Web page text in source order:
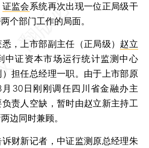
证监会系统再次出现一位正局级干
个部门工作的局面。
上市部副主任（正局级） 赵立
中证资本市场运行统计监测中心
）担任总经理一职。由于上市部原
30日刚刚调任四川省金融办主
责人空缺，暂时由赵立新主持工
边同时兼顾。
新记者，中证监测原总经理朱